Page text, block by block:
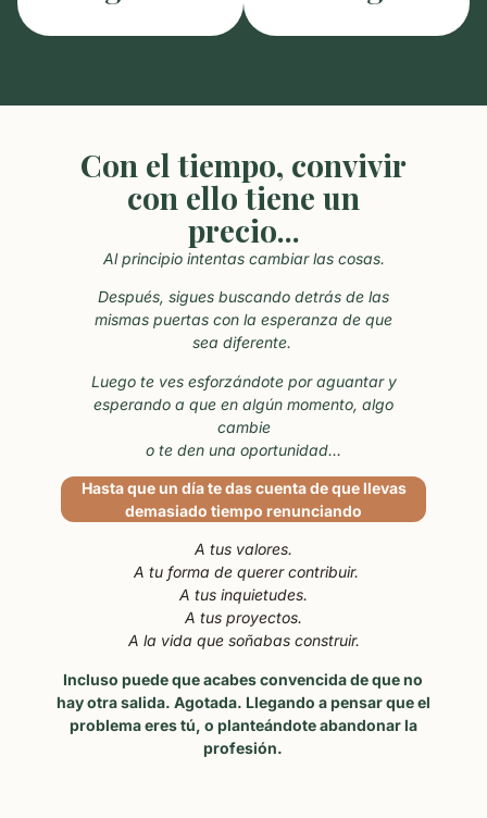
Con el tiempo, convivir
con ello tiene un
precio...
Al principio intentas cambiar las cosas.
Después, sigues buscando detrás de las
mismas puertas con la esperanza de que
sea diferente.
Luego te ves esforzándote por aguantar y
esperando a que en algún momento, algo
cambie
o te den una oportunidad…
Hasta que un día te das cuenta de que llevas
demasiado tiempo renunciando
A tus valores.
A tu forma de querer contribuir.
A tus inquietudes.
A tus proyectos.
A la vida que soñabas construir.
Incluso puede que acabes convencida de que no
hay otra salida. Agotada. Llegando a pensar que el
problema eres tú, o planteándote abandonar la
profesión.